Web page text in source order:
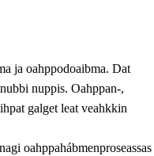
ja oahppodoaibma. Dat
nuppis. Oahppan-,
galget leat veahkkin
oahppahábmenproseassas